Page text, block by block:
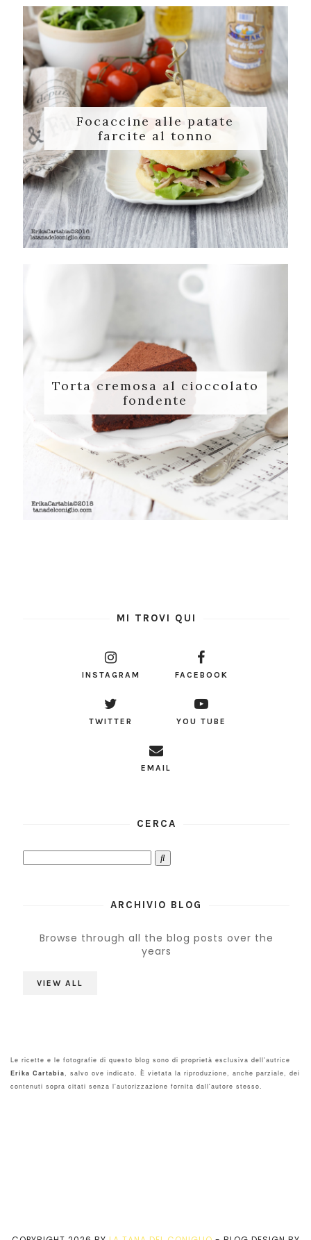
Focaccine alle patate
farcite al tonno
Torta cremosa al cioccolato
fondente
MI TROVI QUI
INSTAGRAM FACEBOOK
TWITTER YOU TUBE
EMAIL
CERCA
ARCHIVIO BLOG
Browse through all the blog posts over the
years
VIEW ALL
Le ricette e le fotografie di questo blog sono di proprietà esclusiva dell'autrice
Erika Cartabia, salvo ove indicato. È vietata la riproduzione, anche parziale, dei
contenuti sopra citati senza l'autorizzazione fornita dall'autore stesso.